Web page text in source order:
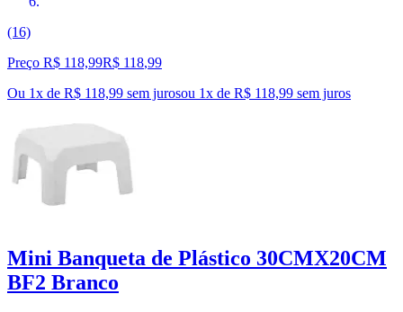
(16)
Preço R$ 118,99R$ 118,99
Ou 1x de R$ 118,99 sem jurosou 1x de R$ 118,99 sem juros
Mini Banqueta de Plástico 30CMX20CM
BF2 Branco